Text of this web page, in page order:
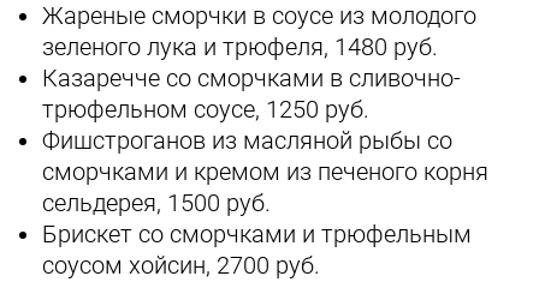
Жареные сморчки в соусе из молодого
зеленого лука и трюфеля, 1480 руб.
Казаречче со сморчками в сливочно-
трюфельном соусе, 1250 руб.
Фишстроганов из масляной рыбы со
сморчками и кремом из печеного корня
сельдерея, 1500 руб.
Брискет со сморчками и трюфельным
соусом хойсин, 2700 руб.